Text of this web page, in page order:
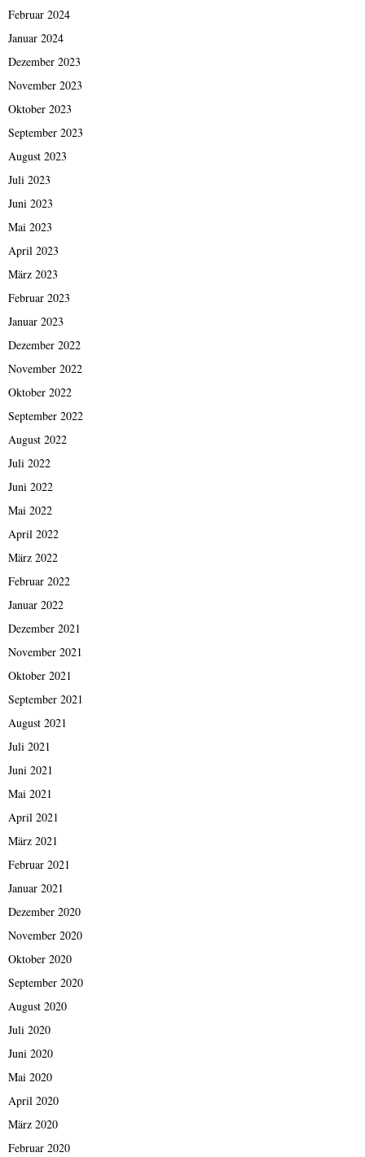
Februar 2024
Januar 2024
Dezember 2023
November 2023
Oktober 2023
September 2023
August 2023
Juli 2023
Juni 2023
Mai 2023
April 2023
März 2023
Februar 2023
Januar 2023
Dezember 2022
November 2022
Oktober 2022
September 2022
August 2022
Juli 2022
Juni 2022
Mai 2022
April 2022
März 2022
Februar 2022
Januar 2022
Dezember 2021
November 2021
Oktober 2021
September 2021
August 2021
Juli 2021
Juni 2021
Mai 2021
April 2021
März 2021
Februar 2021
Januar 2021
Dezember 2020
November 2020
Oktober 2020
September 2020
August 2020
Juli 2020
Juni 2020
Mai 2020
April 2020
März 2020
Februar 2020